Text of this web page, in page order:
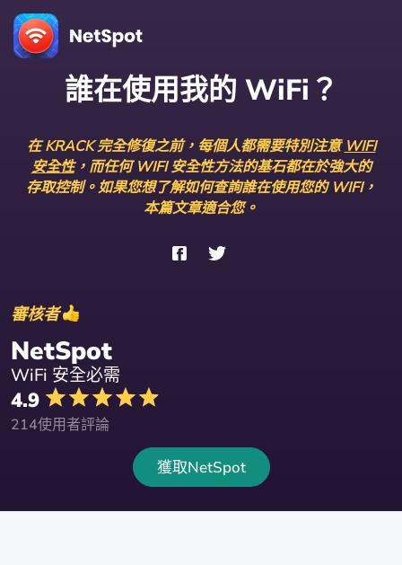
誰在使用我的 WiFi？
在 KRACK 完全修復之前，每個人都需要特別注意 WIFI
安全性，而任何 WIFI 安全性方法的基石都在於強大的
存取控制。如果您想了解如何查詢誰在使用您的 WIFI，
本篇文章適合您。
審核者
NetSpot
WiFi 安全必需
4.9
214使用者評論
獲取NetSpot